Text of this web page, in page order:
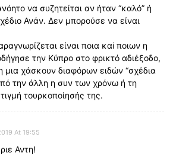
να συζητείται αν ήταν “καλό” ή
Ανάν. Δεν μπορούσε να είναι
είναι ποια καi ποιων η
την Κύπρο στο φρικτό αδιέξοδο,
μια χάσκουν διαφόρων ειδών “σχέδια
την άλλη η συν των χρόνω ή τη
τουρκοποίησής της.
At 19:55
Αντη!